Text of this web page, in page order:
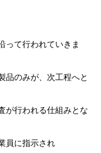
って行われていきま
品のみが、次工程へと
が行われる仕組みとな
員に指示され